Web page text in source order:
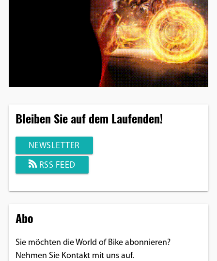
Bleiben Sie auf dem Laufenden!
NEWSLETTER
RSS FEED
Abo
Sie möchten die World of Bike abonnieren?
Nehmen Sie Kontakt mit uns auf.